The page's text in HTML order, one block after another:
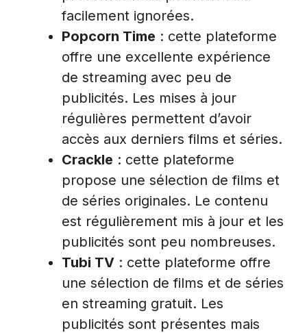
facilement ignorées.
Popcorn Time : cette plateforme
offre une excellente expérience
de streaming avec peu de
publicités. Les mises à jour
régulières permettent d’avoir
accès aux derniers films et séries.
Crackle : cette plateforme
propose une sélection de films et
de séries originales. Le contenu
est régulièrement mis à jour et les
publicités sont peu nombreuses.
Tubi TV : cette plateforme offre
une sélection de films et de séries
en streaming gratuit. Les
publicités sont présentes mais